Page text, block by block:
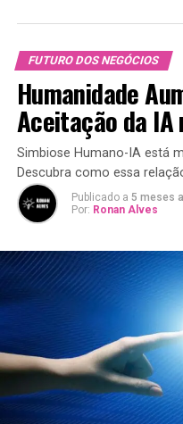
FUTURO DOS NEGÓCIOS
Humanidade
Aceitação da IA
Simbiose Humano-IA está
Descubra como essa
Publicado a 5 meses
Por: Ronan Alves